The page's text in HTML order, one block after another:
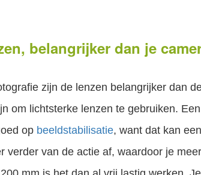
belangrijker dan je
zijn de lenzen belangrijker dan
om lichtsterke lenzen te gebruiken.
op beeldstabilisatie, want dat kan
verder van de actie af, waardoor je